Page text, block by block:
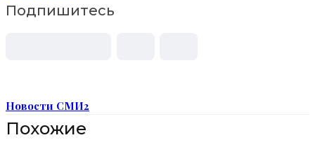
Подпишитесь
Новости СМИ2
Похожие